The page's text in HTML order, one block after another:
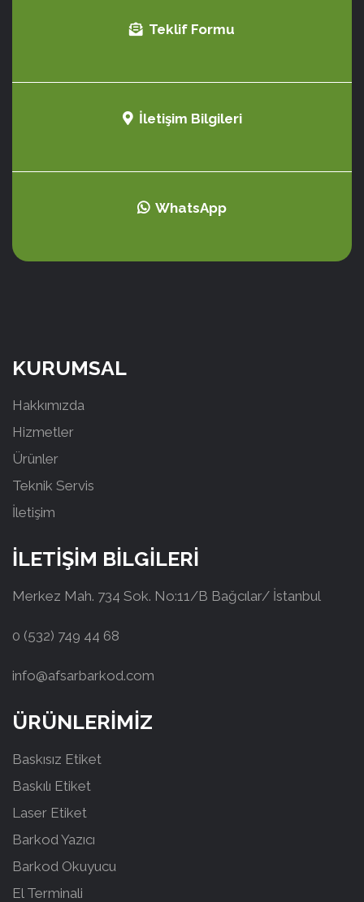
Teklif Formu
İletişim Bilgileri
WhatsApp
KURUMSAL
Hakkımızda
Hizmetler
Ürünler
Teknik Servis
İletişim
İLETİŞİM BİLGİLERİ
Merkez Mah. 734 Sok. No:11/B Bağcılar/ İstanbul
0 (532) 749 44 68
info@afsarbarkod.com
ÜRÜNLERİMİZ
Baskısız Etiket
Baskılı Etiket
Laser Etiket
Barkod Yazıcı
Barkod Okuyucu
El Terminali